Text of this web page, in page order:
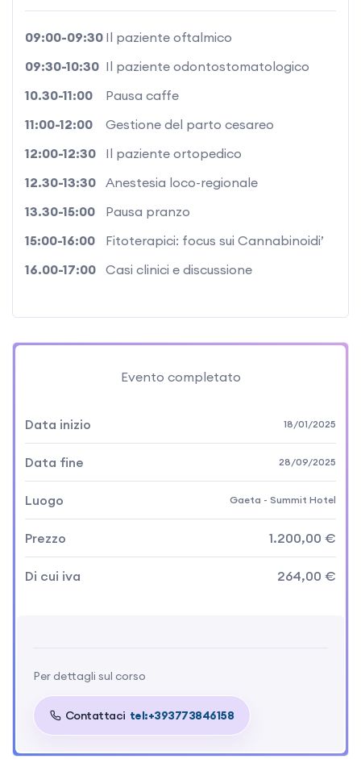
09:00-09:30 Il paziente oftalmico
09:30-10:30 Il paziente odontostomatologico
10.30-11:00
Pausa caffe
11:00-12:00
Gestione del parto cesareo
12:00-12:30
Il paziente ortopedico
12.30-13:30 Anestesia loco-regionale
13.30-15:00
Pausa pranzo
15:00-16:00
Fitoterapici: focus sui Cannabinoidi’
16.00-17:00 Casi clinici e discussione
Evento completato
Data inizio 18/01/2025
Data fine 28/09/2025
Luogo Gaeta - Summit Hotel
Prezzo 1.200,00 €
Di cui iva 264,00 €
Per dettagli sul corso
Contattaci tel:+393773846158